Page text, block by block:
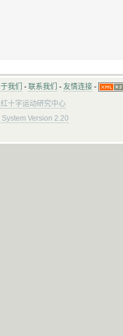
我们 - 联系我们 - 友情连接 -
红十字运动研究中心
System Version 2.20